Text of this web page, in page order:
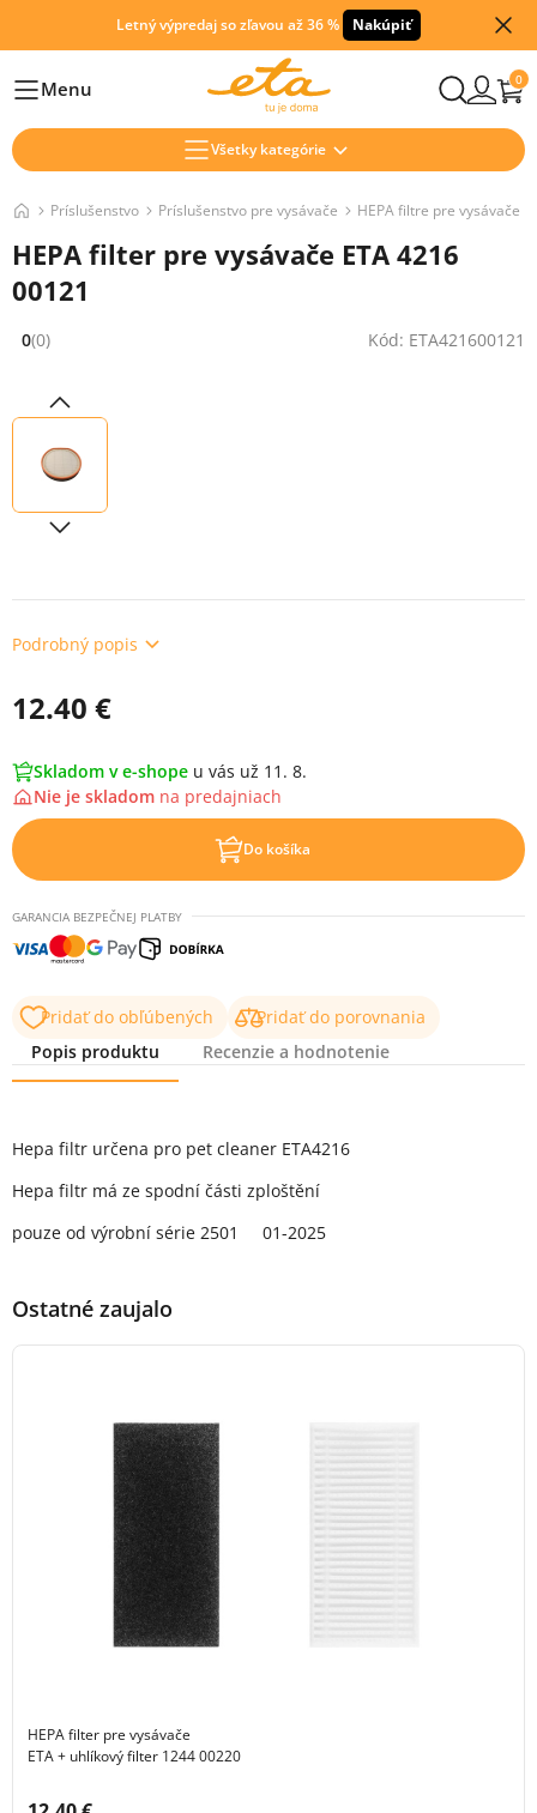
Letný výpredaj so zľavou až 36 % Nakúpiť
HlavníMenu 0
Všetky kategórie
Príslušenstvo Príslušenstvo pre vysávače HEPA filtre pre vysávače
HEPA filter pre vysávače ETA 4216
00121
Hodnocení: 0 z 5 (0 recenzí)
0(0) Kód: ETA421600121
Podrobný popis
12.40 €
Skladom v e-shope u vás už 11. 8.
Nie je skladom na predajniach
Do košíka
GARANCIA BEZPEČNEJ PLATBY
Pridať do obľúbených
Pridať do porovnania
Popis produktu
Recenzie a hodnotenie
Hepa filtr určena pro pet cleaner ETA4216
Hepa filtr má ze spodní části zploštění
pouze od výrobní série 2501 01-2025
Ostatné zaujalo
HEPA filter pre vysávače
ETA + uhlíkový filter 1244 00220